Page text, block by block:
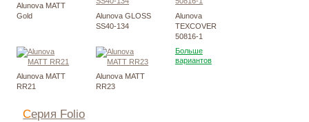
Alunova MATT
Gold
Alunova GLOSS
SS40-134
Alunova
TEXCOVER
50816-1
Alunova MATT
RR21
Alunova MATT
RR23
Больше
вариантов
Серия Folio